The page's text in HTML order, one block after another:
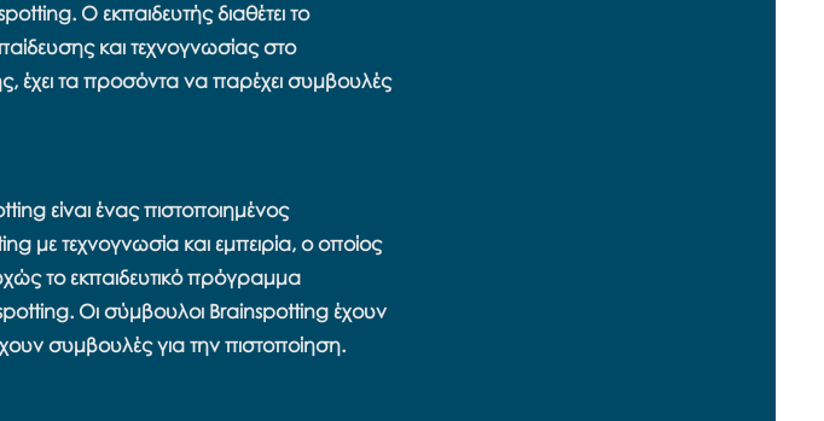
Ο εκπαιδευτής διαθέτει το
και τεχνογνωσίας στο
έχει τα προσόντα να παρέχει συμβουλές
είναι ένας πιστοποιημένος
με τεχνογνωσία και εμπειρία, ο οποίος
το εκπαιδευτικό πρόγραμμα
Οι σύμβουλοι Brainspotting έχουν
συμβουλές για την πιστοποίηση.